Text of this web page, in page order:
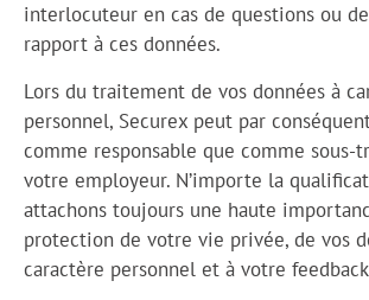
interlocuteur en cas de questions ou
rapport à ces données.
Lors du traitement de vos données à
personnel, Securex peut par
comme responsable que comme sous-
votre employeur. N’importe la
attachons toujours une haute
protection de votre vie privée, de vos
caractère personnel et à votre